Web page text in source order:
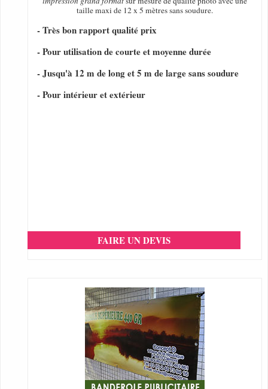
taille maxi de 12 x 5 mètres sans soudure.
- Très bon rapport qualité prix
- Pour utilisation de courte et moyenne durée
- Jusqu'à 12 m de long et 5 m de large sans soudure
- Pour intérieur et extérieur
FAIRE UN DEVIS